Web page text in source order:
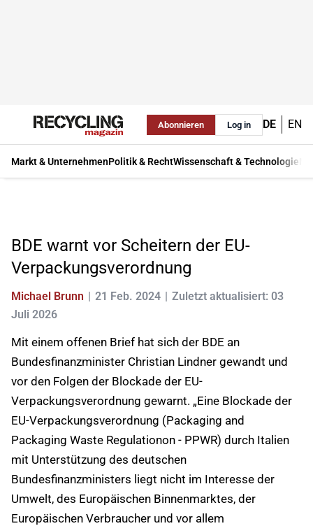
Abonnieren Log in DE EN
Markt & UnternehmenPolitik & RechtWissenschaft & Technologie
BDE warnt vor Scheitern der EU-
Verpackungsverordnung
Michael Brunn 21 Feb. 2024
Zuletzt aktualisiert: 03
Juli 2026
Mit einem offenen Brief hat sich der BDE an
Bundesfinanzminister Christian Lindner gewandt und
vor den Folgen der Blockade der EU-
Verpackungsverordnung gewarnt. „Eine Blockade der
EU-Verpackungsverordnung (Packaging and
Packaging Waste Regulationon - PPWR) durch Italien
mit Unterstützung des deutschen
Bundesfinanzministers liegt nicht im Interesse der
Umwelt, des Europäischen Binnenmarktes, der
Europäischen Verbraucher und vor allem